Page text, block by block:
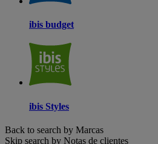
ibis budget
ibis Styles
Back to search by Marcas
Skip search by Notas de clientes